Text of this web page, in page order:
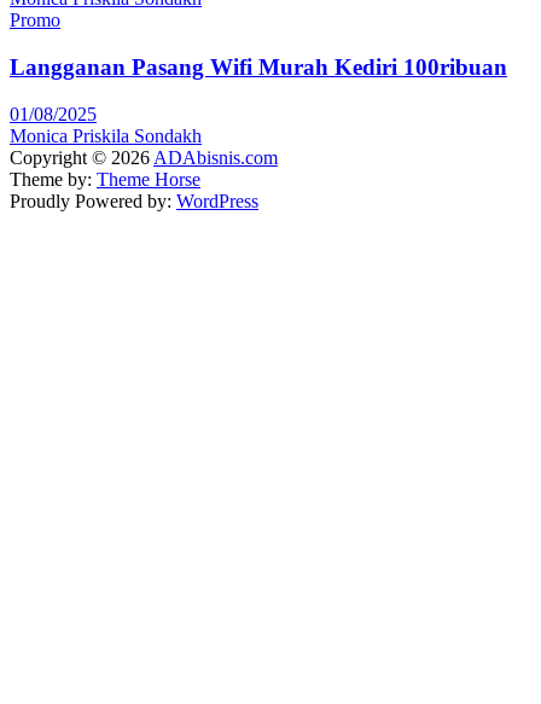
Promo
Langganan Pasang Wifi Murah Kediri 100ribuan
01/08/2025
Monica Priskila Sondakh
Copyright © 2026 ADAbisnis.com
Theme by: Theme Horse
Proudly Powered by: WordPress